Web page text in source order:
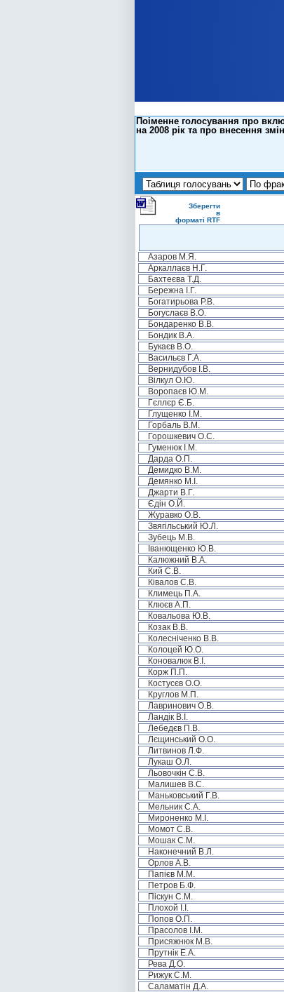
Поіменне голосування про
на 2008 рік та про внесення
Зберегти
в
форматі RTF
Азаров М.Я.
Аркаллаєв Н.Г.
Бахтеєва Т.Д.
Бережна І.Г.
Богатирьова Р.В.
Богуслаєв В.О.
Бондаренко В.В.
Бондик В.А.
Букаєв В.О.
Васильєв Г.А.
Вернидубов І.В.
Вілкул О.Ю.
Воропаєв Ю.М.
Гєллєр Є.Б.
Глущенко І.М.
Горбаль В.М.
Горошкевич О.С.
Гуменюк І.М.
Дарда О.П.
Демидко В.М.
Демянко М.І.
Джарти В.Г.
Єдін О.Й.
Журавко О.В.
Звягільський Ю.Л.
Зубець М.В.
Іванющенко Ю.В.
Калюжний В.А.
Кий С.В.
Ківалов С.В.
Климець П.А.
Клюєв А.П.
Ковальова Ю.В.
Козак В.В.
Колесніченко В.В.
Колоцей Ю.О.
Коновалюк В.І.
Корж П.П.
Костусєв О.О.
Круглов М.П.
Лавринович О.В.
Ландік В.І.
Лебедєв П.В.
Лєщинський О.О.
Литвинов Л.Ф.
Лукаш О.Л.
Льовочкін С.В.
Малишев В.С.
Маньковський Г.В.
Мельник С.А.
Мироненко М.І.
Момот С.В.
Мошак С.М.
Наконечний В.Л.
Орлов А.В.
Папієв М.М.
Петров Б.Ф.
Піскун С.М.
Плохой І.І.
Попов О.П.
Прасолов І.М.
Присяжнюк М.В.
Прутнік Е.А.
Рева Д.О.
Рижук С.М.
Саламатін Д.А.